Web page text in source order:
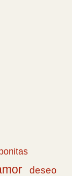
deseo